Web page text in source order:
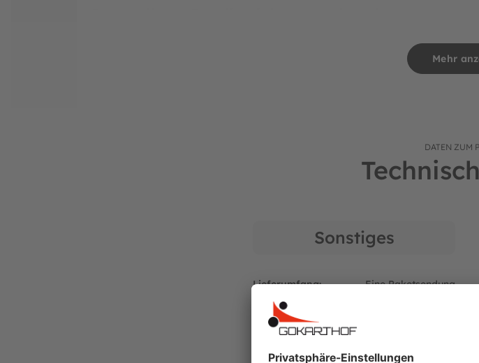
3x Softbälle und drei Spielregel-Karten mit vielen Spielvariante
Mehr
DATEN ZUM
Sonstiges
Lieferumfang: Eine Paketsendung
Lieferung per:
Altersempfehlung :